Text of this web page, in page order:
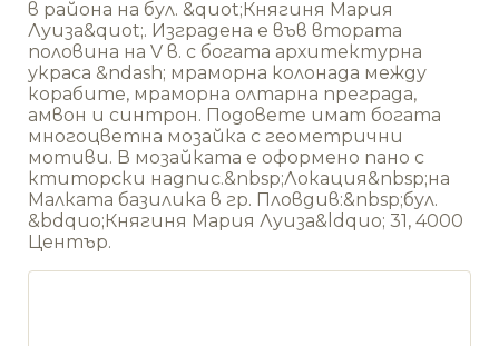
в района на бул. &quot;Княгиня Мария
Луиза&quot;. Изградена е във втората
половина на V в. с богата архитектурна
украса &ndash; мраморна колонада между
корабите, мраморна олтарна преграда,
амвон и синтрон. Подовете имат богата
многоцветна мозайка с геометрични
мотиви. В мозайката е оформено пано с
ктиторски надпис.&nbsp;Локация&nbsp;на
Малката базилика в гр. Пловдив:&nbsp;бул.
&bdquo;Княгиня Мария Луиза&ldquo; 31, 4000
Център.